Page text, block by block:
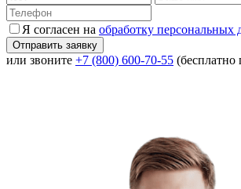
Я согласен на обработку персональных
или звоните +7 (800) 600-70-55